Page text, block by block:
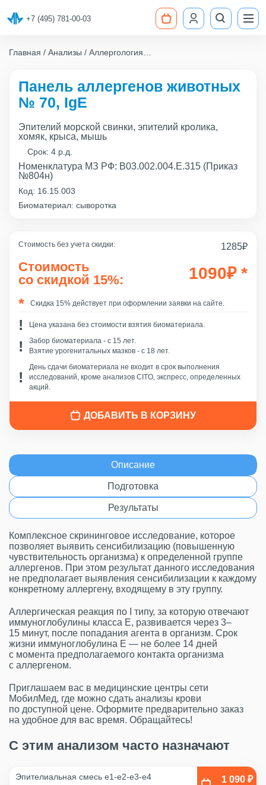
+7 (495) 781-00-03
Главная Анализы
Аллергология
Стоимость без учета скидки: 1285₽
Стоимость
со скидкой 15%:
1090₽ *
Скидка 15% действует при оформлении заявки на сайте.
Цена указана без стоимости взятия биоматериала.
Забор биоматериала - c 15 лет.
Взятие урогенитальных мазков - с 18 лет.
День сдачи биоматериала не входит в срок выполнения
исследований, кроме анализов CITO, экспресс, определенных
акций.
ДОБАВИТЬ В КОРЗИНУ
Панель аллергенов животных
№ 70, IgE
Эпителий морской свинки, эпителий кролика,
хомяк, крыса, мышь
Срок: 4 р.д.
Номенклатура МЗ РФ: B03.002.004.Е.315 (Приказ
№804н)
Код: 16.15.003
Биоматериал: сыворотка
Описание
Подготовка
Результаты
Комплексное скрининговое исследование, которое
позволяет выявить сенсибилизацию (повышенную
чувствительность организма) к определенной группе
аллергенов. При этом результат данного исследования
не предполагает выявления сенсибилизации к каждому
конкретному аллергену, входящему в эту группу.
Аллергическая реакция по I типу, за которую отвечают
иммуноглобулины класса Е, развивается через 3–
15 минут, после попадания агента в организм. Срок
жизни иммуноглобулина Е — не более 14 дней
с момента предполагаемого контакта организма
с аллергеном.
Приглашаем вас в медицинские центры сети
МобилМед, где можно сдать анализы крови
по доступной цене. Оформите предварительно заказ
на удобное для вас время. Обращайтесь!
С этим анализом часто назначают
Эпителиальная смесь e1-e2-e3-e4 1 090 ₽